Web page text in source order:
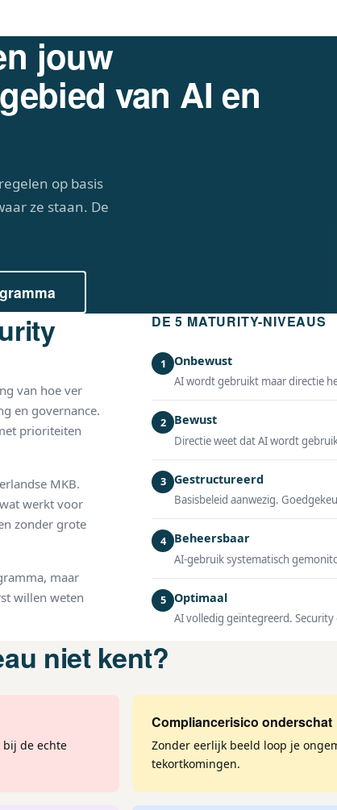
jouw
van AI en
op basis
ze staan. De
van hoe ver
en governance.
prioriteiten
MKB.
werkt voor
zonder grote
maar
willen weten
DE 5 MATURITY-NIVEAUS
1 Onbewust
AI wordt gebruikt maar directie
2 Bewust
Directie weet dat AI wordt
3 Gestructureerd
Basisbeleid aanwezig.
4 Beheersbaar
AI-gebruik systematisch
5 Optimaal
AI volledig geïntegreerd.
niet kent?
de echte
Compliancerisico onderschat
Zonder eerlijk beeld loop je
tekortkomingen.